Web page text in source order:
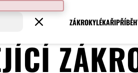
ZÁKROKYLÉKAŘI